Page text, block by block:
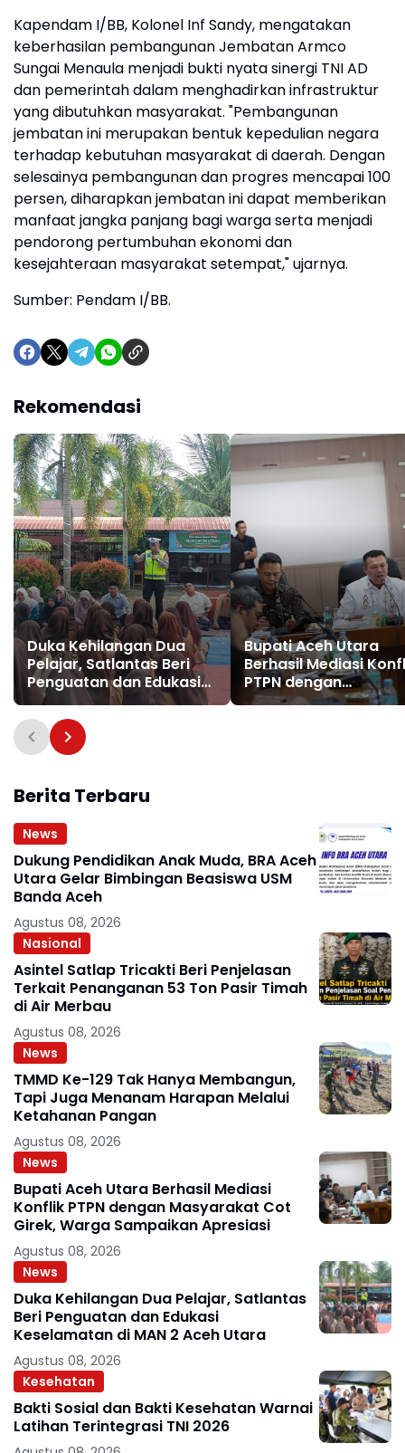
Kapendam I/BB, Kolonel Inf Sandy, mengatakan
keberhasilan pembangunan Jembatan Armco
Sungai Menaula menjadi bukti nyata sinergi TNI AD
dan pemerintah dalam menghadirkan infrastruktur
yang dibutuhkan masyarakat. "Pembangunan
jembatan ini merupakan bentuk kepedulian negara
terhadap kebutuhan masyarakat di daerah. Dengan
selesainya pembangunan dan progres mencapai 100
persen, diharapkan jembatan ini dapat memberikan
manfaat jangka panjang bagi warga serta menjadi
pendorong pertumbuhan ekonomi dan
kesejahteraan masyarakat setempat," ujarnya.
Sumber: Pendam I/BB.
Rekomendasi
Duka Kehilangan Dua
Pelajar, Satlantas Beri
Penguatan dan Edukasi
Keselamatan di MAN 2
Aceh Utara
Bupati Aceh Utara
Berhasil Mediasi
PTPN dengan
Masyarakat Cot
Berita Terbaru
News
Dukung Pendidikan Anak Muda, BRA Aceh
Utara Gelar Bimbingan Beasiswa USM
Banda Aceh
Agustus 08, 2026
Nasional
Asintel Satlap Tricakti Beri Penjelasan
Terkait Penanganan 53 Ton Pasir Timah
di Air Merbau
Agustus 08, 2026
News
TMMD Ke-129 Tak Hanya Membangun,
Tapi Juga Menanam Harapan Melalui
Ketahanan Pangan
Agustus 08, 2026
News
Bupati Aceh Utara Berhasil Mediasi
Konflik PTPN dengan Masyarakat Cot
Girek, Warga Sampaikan Apresiasi
Agustus 08, 2026
News
Duka Kehilangan Dua Pelajar, Satlantas
Beri Penguatan dan Edukasi
Keselamatan di MAN 2 Aceh Utara
Agustus 08, 2026
Kesehatan
Bakti Sosial dan Bakti Kesehatan Warnai
Latihan Terintegrasi TNI 2026